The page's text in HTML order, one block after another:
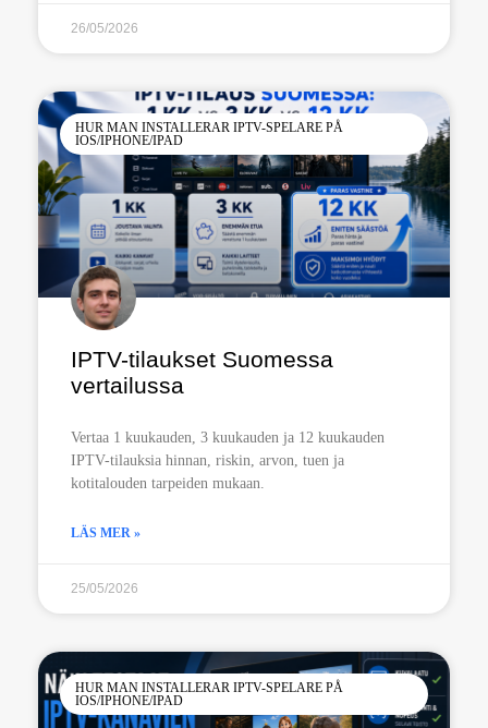
26/05/2026
HUR MAN INSTALLERAR IPTV-SPELARE PÅ
IOS/IPHONE/IPAD
IPTV-tilaukset Suomessa
vertailussa
Vertaa 1 kuukauden, 3 kuukauden ja 12 kuukauden
IPTV-tilauksia hinnan, riskin, arvon, tuen ja
kotitalouden tarpeiden mukaan.
LÄS MER »
25/05/2026
HUR MAN INSTALLERAR IPTV-SPELARE PÅ
IOS/IPHONE/IPAD